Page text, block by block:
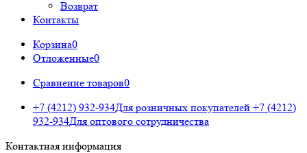
Возврат
Контакты
Корзина0
Отложенные0
Сравнение товаров0
+7 (4212) 932-934Для розничных покупателей +7 (4212)
932-934Для оптового сотрудничества
Контактная информация